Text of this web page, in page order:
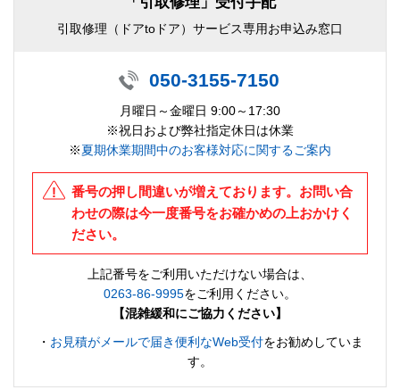
引取修理（ドアtoドア）サービス専用お申込み窓口
050-3155-7150
月曜日～金曜日 9:00～17:30
※祝日および弊社指定休日は休業
※夏期休業期間中のお客様対応に関するご案内
番号の押し間違いが増えております。お問い合
わせの際は今一度番号をお確かめの上おかけく
ださい。
上記番号をご利用いただけない場合は、
0263-86-9995をご利用ください。
【混雑緩和にご協力ください】
・ お見積がメールで届き便利なWeb受付をお勧めしていま
す。